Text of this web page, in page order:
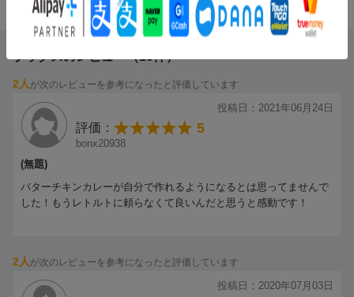
「美容・健康に効く野菜のカレー」「スパイスで作れるサイドメ
ニュー&デザート」のレシピを、
詳細な手順ときれいな写真でたっぷりとご紹介。
「カレーで美人になれる?」などのとっておきコラムも満載、
スパイスやカレー初心者でも楽しめる一冊です。
総合評価： 4.54
ブックスのレビュー（10件）
2人が次のレビューを参考になったと評価しています
投稿日：2021年06月24日
評価： 5
bonx20938
(無題)
バターチキンカレーが自分で作れるようになるとは思ってませんで
した！もうレトルトに頼らなくて良いんだと思うと感動です！
2人が次のレビューを参考になったと評価しています
投稿日：2020年07月03日